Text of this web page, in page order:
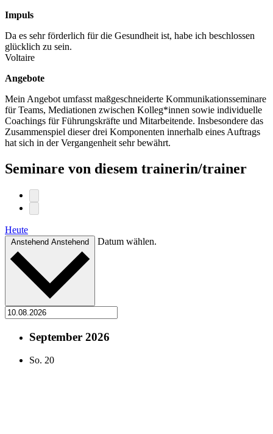
Impuls
Da es sehr förderlich für die Gesundheit ist, habe ich beschlossen
glücklich zu sein.
Voltaire
Angebote
Mein Angebot umfasst maßgeschneiderte Kommunikationsseminare
für Teams, Mediationen zwischen Kolleg*innen sowie individuelle
Coachings für Führungskräfte und Mitarbeitende. Insbesondere das
Zusammenspiel dieser drei Komponenten innerhalb eines Auftrags
hat sich in der Vergangenheit sehr bewährt.
Seminare von diesem trainerin/trainer
Heute
Anstehend Anstehend Datum wählen.
September 2026
So. 20